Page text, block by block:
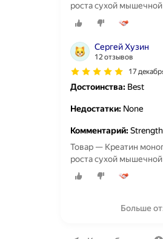
роста сухой
Сергей Хузин
12 отзывов
17
Достоинства: Best
Недостатки: None
Комментарий:Strength
Товар — Креатин
роста сухой
Больше